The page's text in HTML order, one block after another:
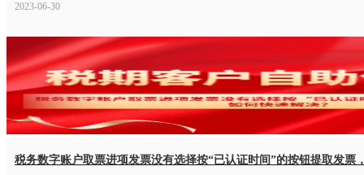
2023-06-30
税务数字账户取票进项发票没有选择按“已认证时间”的按钮提取发票